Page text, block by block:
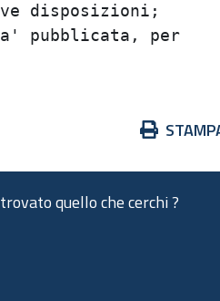
nuove
verra'
Azioni
documento
quello che cerchi ?